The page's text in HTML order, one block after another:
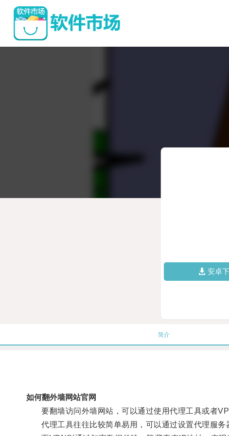
安卓
简介
如何翻外墙网站官网
要翻墙访问外墙网站，可以通过使用代理工具或者
代理工具往往比较简单易用，可以通过设置代理服务